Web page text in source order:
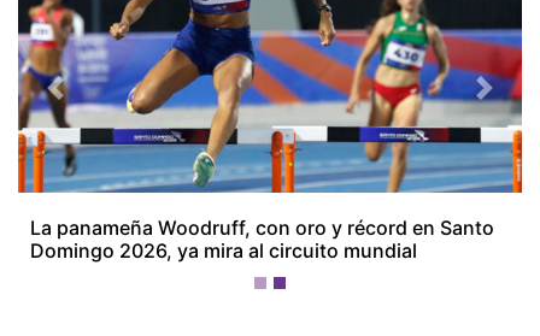
La panameña Woodruff, con oro y récord en Santo
Domingo 2026, ya mira al circuito mundial
Previous Next